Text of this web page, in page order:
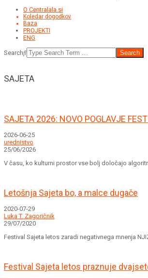
O Centralala.si
Koledar dogodkov
Baza
PROJEKTI
ENG
Search
SAJETA
SAJETA 2026: NOVO POGLAVJE
2026-06-25
urednistvo
25/06/2026
V času, ko kulturni prostor vse bolj določajo
Letošnja Sajeta bo, a malce dugače
2020-07-29
Luka T. Zagoričnik
29/07/2020
Festival Sajeta letos zaradi negativnega mnenja
Festival Sajeta letos praznuje